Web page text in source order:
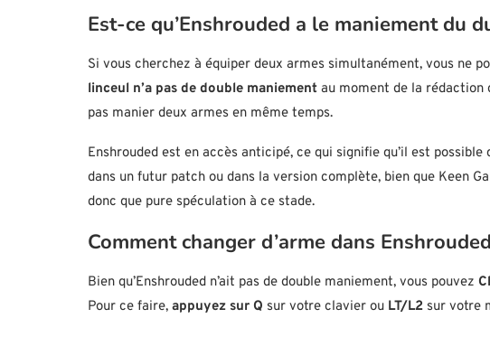
Est-ce qu’Enshrouded a le maniement du
Si vous cherchez à équiper deux armes simultanément, vous ne
linceul n’a pas de double maniement au moment de la rédaction
pas manier deux armes en même temps.
Enshrouded est en accès anticipé, ce qui signifie qu’il est
dans un futur patch ou dans la version complète, bien que Keen
donc que pure spéculation à ce stade.
Comment changer d’arme dans Enshrouded
Bien qu’Enshrouded n’ait pas de double maniement, vous pouvez
Pour ce faire, appuyez sur Q sur votre clavier ou LT/L2 sur votre